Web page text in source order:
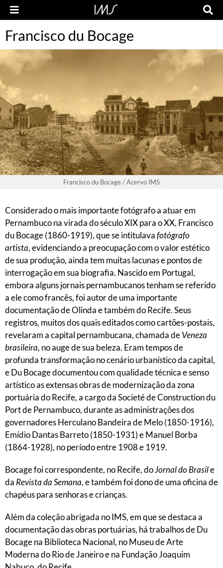
Francisco du Bocage
Francisco du Bocage / Acervo IMS
Considerado o mais importante fotógrafo a atuar em
Pernambuco na virada do século XIX para o XX, Francisco
du Bocage (1860-1919), que se intitulavafotógrafo
artista, evidenciando a preocupação com o valor estético
de sua produção, ainda tem muitas lacunas e pontos de
interrogação em sua biografia. Nascido em Portugal,
embora alguns jornais pernambucanos tenham se referido
a ele como francês, foi autor de uma importante
documentação de Olinda e também do Recife. Seus
registros, muitos dos quais editados como cartões-postais,
revelaram a capital pernambucana, chamada deVeneza
brasileira, no auge de sua beleza. Eram tempos de
profunda transformação no cenário urbanístico da capital,
e Du Bocage documentou com qualidade técnica e senso
artístico as extensas obras de modernização da zona
portuária do Recife, a cargo da Societé de Construction du
Port de Pernambuco, durante as administrações dos
governadores Herculano Bandeira de Melo (1850-1916),
Emídio Dantas Barreto (1850-1931) e Manuel Borba
(1864-1928), no período entre 1908 e 1919.
Bocage foi correspondente, no Recife, doJornal do Brasile
da Revista da Semana, e também foi dono de uma oficina de
chapéus para senhoras e crianças.
Além da coleção abrigada no IMS, em que se destaca a
documentação das obras portuárias, há trabalhos de Du
Bocage na Biblioteca Nacional, no Museu de Arte
Moderna do Rio de Janeiro e na Fundação Joaquim